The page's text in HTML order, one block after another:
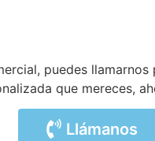
puedes llamarnos
que mereces,
Llámanos